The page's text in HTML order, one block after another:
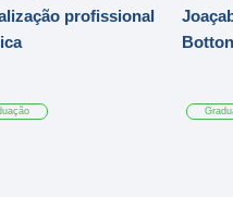
profissional
Botton